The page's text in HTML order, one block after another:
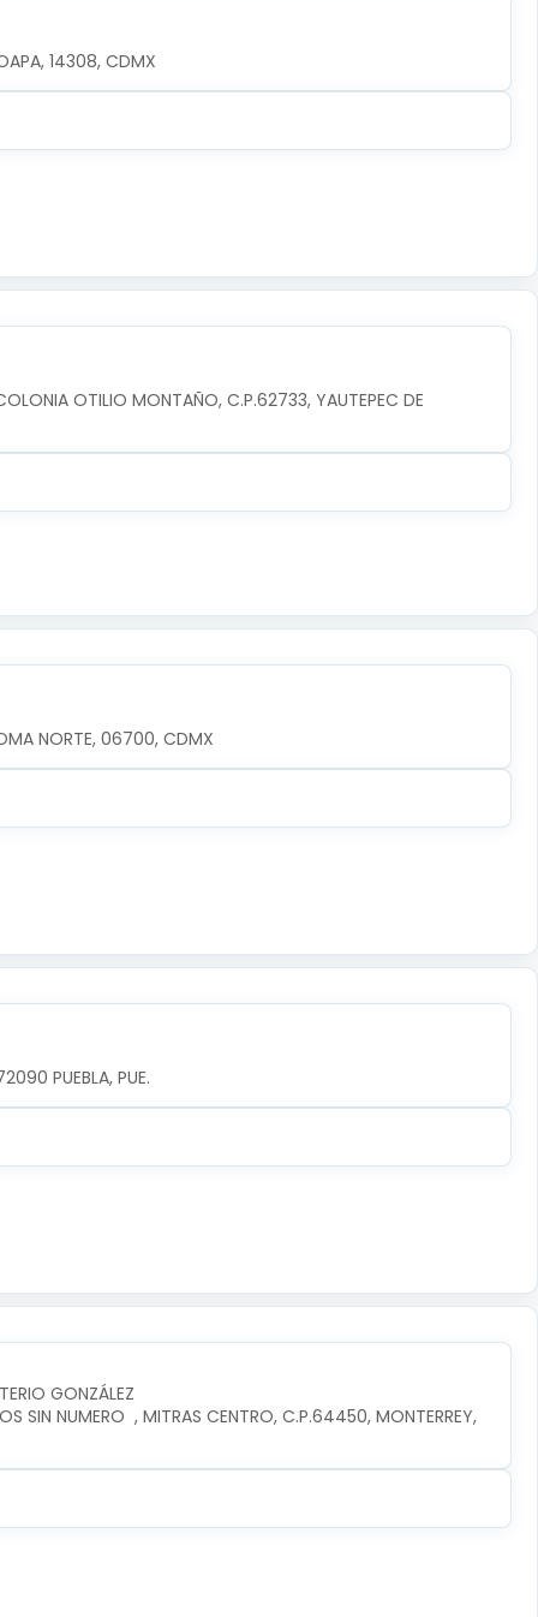
14308, CDMX
OTILIO MONTAÑO, C.P.62733, YAUTEPEC DE
NORTE, 06700, CDMX
PUEBLA, PUE.
GONZÁLEZ
SIN NUMERO  , MITRAS CENTRO, C.P.64450, MONTERREY,